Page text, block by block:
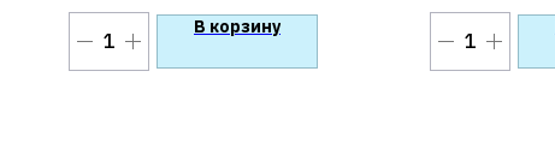
В корзину